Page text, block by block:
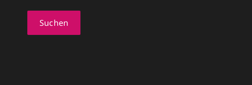
Suchen